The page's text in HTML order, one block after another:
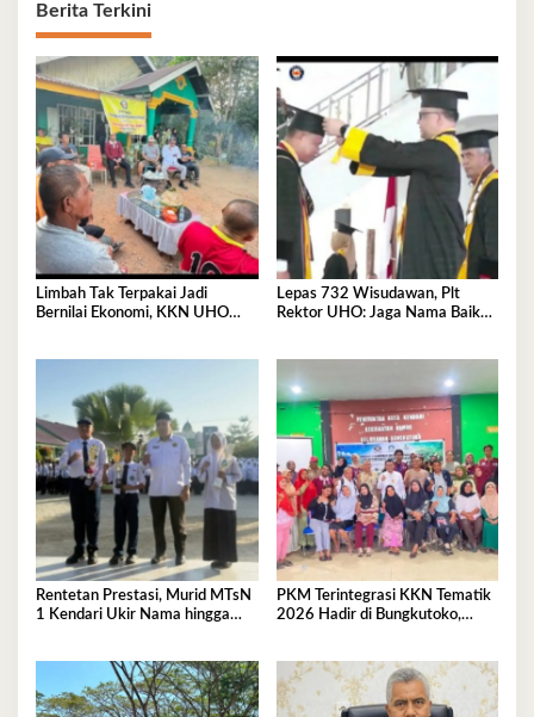
Berita Terkini
Limbah Tak Terpakai Jadi
Bernilai Ekonomi, KKN UHO
Lepas 732 Wisudawan, Plt
Rektor UHO: Jaga Nama Baik
Rentetan Prestasi, Murid MTsN
1 Kendari Ukir Nama hingga
PKM Terintegrasi KKN Tematik
2026 Hadir di Bungkutoko,